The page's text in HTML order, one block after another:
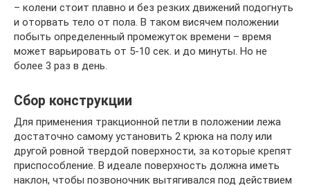
– колени стоит плавно и без резких движений подогнуть
и оторвать тело от пола. В таком висячем положении
побыть определенный промежуток времени – время
может варьировать от 5-10 сек. и до минуты. Но не
более 3 раз в день.
Сбор конструкции
Для применения тракционной петли в положении лежа
достаточно самому установить 2 крюка на полу или
другой ровной твердой поверхности, за которые крепят
приспособление. В идеале поверхность должна иметь
наклон, чтобы позвоночник вытягивался под действием